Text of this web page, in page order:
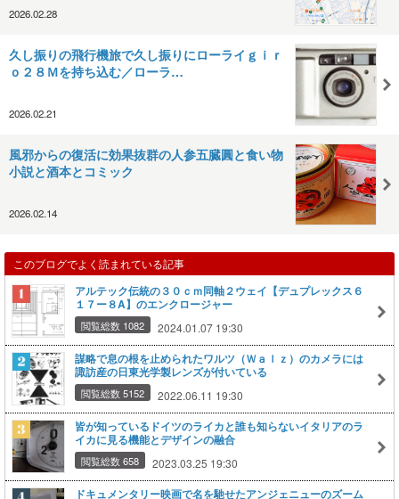
2026.02.28
久し振りの飛行機旅で久し振りにローライｇｉｒ
ｏ２８Ｍを持ち込む／ローラ…
2026.02.21
風邪からの復活に効果抜群の人参五臓圓と食い物
小説と酒本とコミック
2026.02.14
このブログでよく読まれている記事
アルテック伝統の３０ｃｍ同軸２ウェイ【デュプレックス６
１７ー８A】のエンクロージャー
閲覧総数 1082 2024.01.07 19:30
謀略で息の根を止められたワルツ（Ｗａｌｚ）のカメラには
諏訪産の日東光学製レンズが付いている
閲覧総数 5152 2022.06.11 19:30
皆が知っているドイツのライカと誰も知らないイタリアのラ
イカに見る機能とデザインの融合
閲覧総数 658 2023.03.25 19:30
ドキュメンタリー映画で名を馳せたアンジェニューのズーム